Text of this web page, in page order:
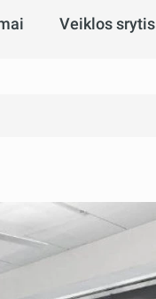
Veiklos srytis